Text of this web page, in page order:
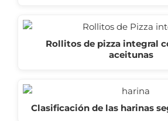
Rollitos de pizza integral
aceitunas
Clasificación de las harinas